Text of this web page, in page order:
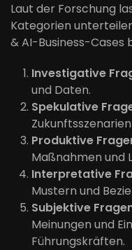
Laut der Forschung
Kategorien
& AI-Business-Cases
Investigative
und Daten.
Spekulative
Produktive
Maßnahmen und
Interpretative
Mustern und
Subjektive
Meinungen und
Führungskräften.